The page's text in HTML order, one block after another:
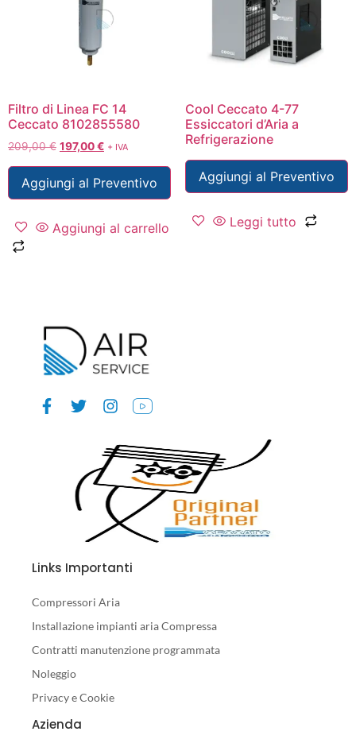
Filtro di Linea FC 14
Ceccato 8102855580
209,00€ 197,00€ + IVA
Aggiungi al Preventivo
Aggiungi al carrello
Cool Ceccato 4-77
Essiccatori d’Aria a
Refrigerazione
Aggiungi al Preventivo
Leggi tutto
Links Importanti
Compressori Aria
Installazione impianti aria Compressa
Contratti manutenzione programmata
Noleggio
Privacy e Cookie
Azienda